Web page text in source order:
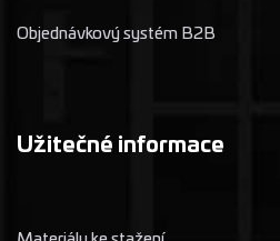
Objednávkový systém B2B
Užitečné informace